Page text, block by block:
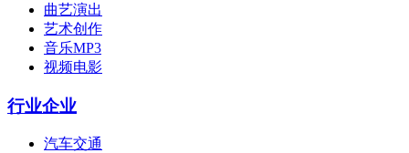
曲艺演出
艺术创作
音乐MP3
视频电影
行业企业
汽车交通